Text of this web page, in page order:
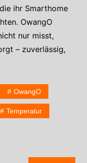
ihr Smarthome
OwangO
nur misst,
– zuverlässig,
OwangO
Temperatur